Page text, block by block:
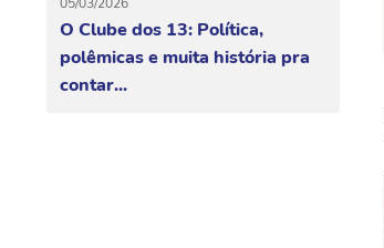
05/03/2026
O Clube dos 13: Política,
polêmicas e muita história pra
contar...